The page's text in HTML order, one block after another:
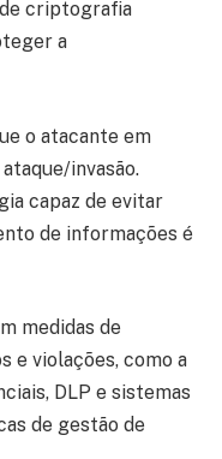
criptografia
a
o atacante em
invasão.
capaz de evitar
de informações é
medidas de
e violações, como a
DLP e sistemas
de gestão de